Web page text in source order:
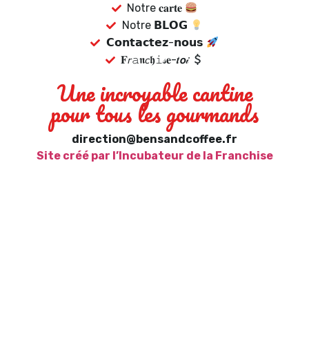
Une incroyable cantine
pour tous les gourmands
direction@bensandcoffee.fr
Site créé par l’Incubateur de la Franchise
Notre 𝐜𝐚𝐫𝐭𝐞
Notre 𝗕𝗟𝗢𝗚
𝗖𝗼𝗻𝘁𝗮𝗰𝘁𝗲𝘇-𝗻𝗼𝘂𝘀
𝐅𝘳𝚊𝖓𝘤𝖍𝚒𝓈𝐞-𝒕𝙤𝒾